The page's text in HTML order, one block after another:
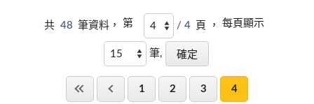
共 48 筆資料， 第 / 4 頁 ，每頁顯示
筆,
1 2 3 4